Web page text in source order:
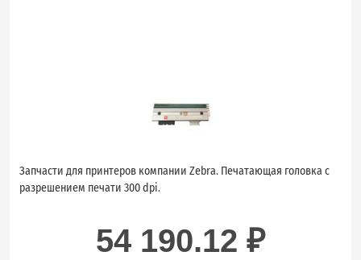
Запчасти для принтеров компании Zebra. Печатающая головка с
разрешением печати 300 dpi.
54 190.12 ₽